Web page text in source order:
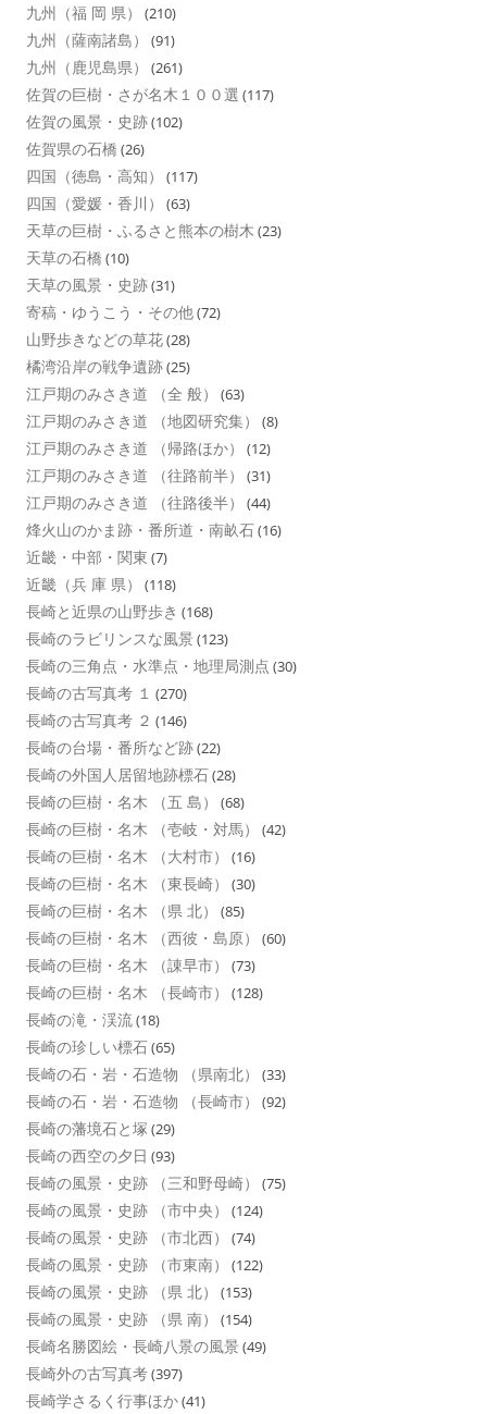
九州（福 岡 県） (210)
九州（薩南諸島） (91)
九州（鹿児島県） (261)
佐賀の巨樹・さが名木１００選 (117)
佐賀の風景・史跡(102)
佐賀県の石橋 (26)
四国（徳島・高知） (117)
四国（愛媛・香川） (63)
天草の巨樹・ふるさと熊本の樹木 (23)
天草の石橋 (10)
天草の風景・史跡(31)
寄稿・ゆうこう・その他(72)
山野歩きなどの草花(28)
橘湾沿岸の戦争遺跡(25)
江戸期のみさき道 （全 般） (63)
江戸期のみさき道 （地図研究集） (8)
江戸期のみさき道 （帰路ほか） (12)
江戸期のみさき道 （往路前半） (31)
江戸期のみさき道 （往路後半） (44)
烽火山のかま跡・番所道・南畝石(16)
近畿・中部・関東 (7)
近畿（兵 庫 県） (118)
長崎と近県の山野歩き (168)
長崎のラビリンスな風景 (123)
長崎の三角点・水準点・地理局測点 (30)
長崎の古写真考 １ (270)
長崎の古写真考 ２ (146)
長崎の台場・番所など跡(22)
長崎の外国人居留地跡標石(28)
長崎の巨樹・名木 （五 島） (68)
長崎の巨樹・名木 （壱岐・対馬） (42)
長崎の巨樹・名木 （大村市） (16)
長崎の巨樹・名木 （東長崎） (30)
長崎の巨樹・名木 （県 北） (85)
長崎の巨樹・名木 （西彼・島原） (60)
長崎の巨樹・名木 （諌早市） (73)
長崎の巨樹・名木 （長崎市） (128)
長崎の滝・渓流(18)
長崎の珍しい標石(65)
長崎の石・岩・石造物 （県南北） (33)
長崎の石・岩・石造物 （長崎市） (92)
長崎の藩境石と塚 (29)
長崎の西空の夕日 (93)
長崎の風景・史跡 （三和野母崎） (75)
長崎の風景・史跡 （市中央） (124)
長崎の風景・史跡 （市北西） (74)
長崎の風景・史跡 （市東南） (122)
長崎の風景・史跡 （県 北） (153)
長崎の風景・史跡 （県 南） (154)
長崎名勝図絵・長崎八景の風景 (49)
長崎外の古写真考(397)
長崎学さるく行事ほか(41)